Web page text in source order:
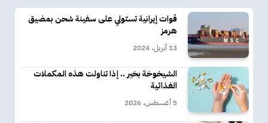
قوات إيرانية تستولي على سفينة شحن بمضيق
هرمز
13 أبريل، 2024
الشيخوخة بخير .. إذا تناولت هذه المكملات
الغذائية
5 أغسطس، 2026